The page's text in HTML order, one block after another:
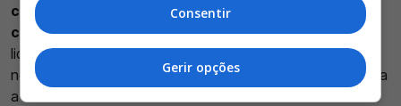
conversações levou o emblema de Trabzon a
começar a procurar alternativas no mercado.A SAD
liderada por Rui Costa deixou claro que apenas admite
negociar o passe do internacional argentino por uma verba
a rondar os 20 milhões de euros.
Consentir
Gerir opções